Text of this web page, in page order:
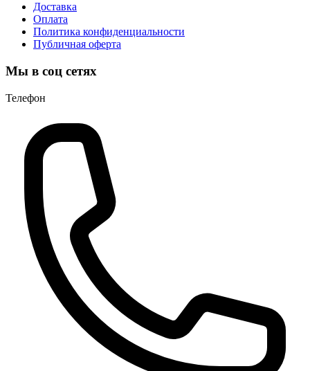
Доставка
Оплата
Политика конфиденциальности
Публичная оферта
Мы в соц сетях
Телефон